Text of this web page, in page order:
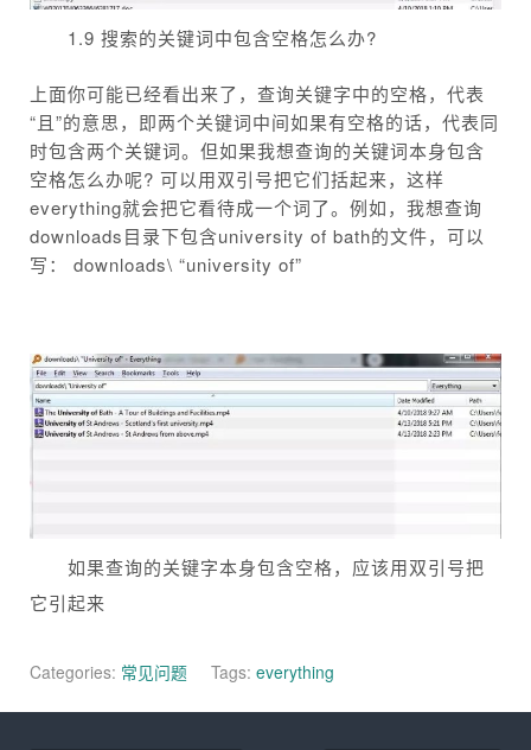
1.9 搜索的关键词中包含空格怎么办?
上面你可能已经看出来了，查询关键字中的空格，代表
“且”的意思，即两个关键词中间如果有空格的话，代表同
时包含两个关键词。但如果我想查询的关键词本身包含
空格怎么办呢? 可以用双引号把它们括起来，这样
everything就会把它看待成一个词了。例如，我想查询
downloads目录下包含university of bath的文件，可以
写： downloads\ “university of”
如果查询的关键字本身包含空格，应该用双引号把
它引起来
Categories: 常见问题 Tags: everything